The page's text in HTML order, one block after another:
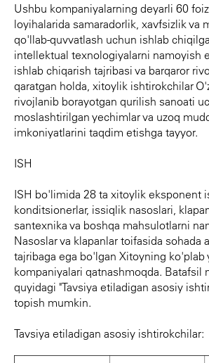
Ushbu kompaniyalarning deyarli 60
loyihalarida samaradorlik, xavfsizlik va
qo'llab-quvvatlash uchun ishlab
intellektual texnologiyalarni namoyish
ishlab chiqarish tajribasi va barqaror
qaratgan holda, xitoylik ishtirokchilar
rivojlanib borayotgan qurilish sanoati
moslashtirilgan yechimlar va uzoq
imkoniyatlarini taqdim etishga tayyor.
ISH
ISH bo'limida 28 ta xitoylik eksponent
konditsionerlar, issiqlik nasoslari,
santexnika va boshqa mahsulotlarni
Nasoslar va klapanlar toifasida sohada
tajribaga ega bo'lgan Xitoyning ko'plab
kompaniyalari qatnashmoqda. Batafsil
quyidagi "Tavsiya etiladigan asosiy
topish mumkin.
Tavsiya etiladigan asosiy ishtirokchilar: